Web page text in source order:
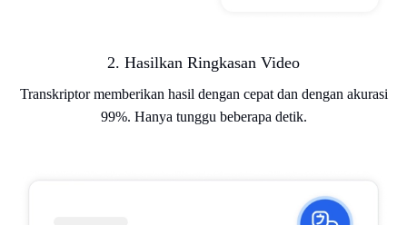
2. Hasilkan Ringkasan Video
Transkriptor memberikan hasil dengan cepat dan dengan akurasi
99%. Hanya tunggu beberapa detik.